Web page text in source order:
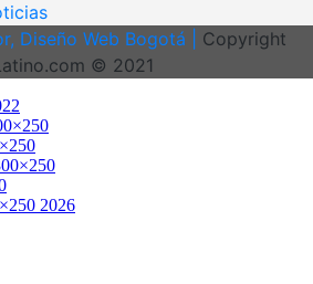
Diseño Web Bogotá | Copyright
© 2021